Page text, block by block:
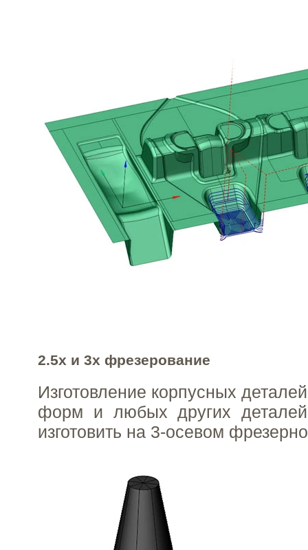
2.5x и 3x фрезерование
Изготовление корпусных
форм и любых других
изготовить на 3-осевом